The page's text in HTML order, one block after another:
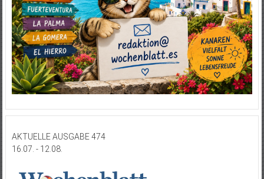
AKTUELLE AUSGABE 474
16.07. - 12.08.